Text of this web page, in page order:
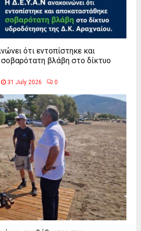
ότι εντοπίστηκε και
βλάβη στο δίκτυο
31 July 2026 0